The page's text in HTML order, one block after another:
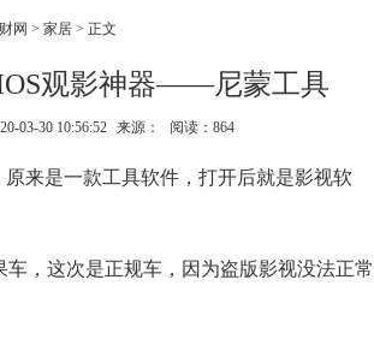
网 > 家居 > 正文
观影神器——尼蒙工具
03-30 10:56:52 来源： 阅读：864
原来是一款工具软件，打开后就是影视软
车，这次是正规车，因为盗版影视没法正常